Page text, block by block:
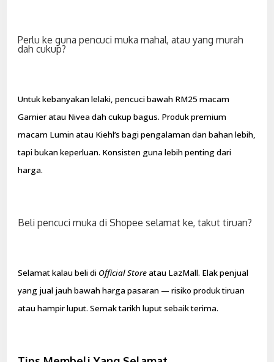
Perlu ke guna pencuci muka mahal, atau yang murah
dah cukup?
Untuk kebanyakan lelaki, pencuci bawah RM25 macam
Garnier atau Nivea dah cukup bagus. Produk premium
macam Lumin atau Kiehl’s bagi pengalaman dan bahan lebih,
tapi bukan keperluan. Konsisten guna lebih penting dari
harga.
Beli pencuci muka di Shopee selamat ke, takut tiruan?
Selamat kalau beli di Official Storeatau LazMall. Elak penjual
yang jual jauh bawah harga pasaran — risiko produk tiruan
atau hampir luput. Semak tarikh luput sebaik terima.